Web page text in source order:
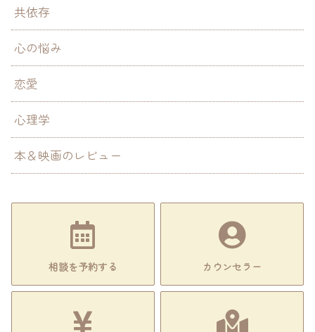
共依存
心の悩み
恋愛
心理学
本＆映画のレビュー
相談を予約する カウンセラー